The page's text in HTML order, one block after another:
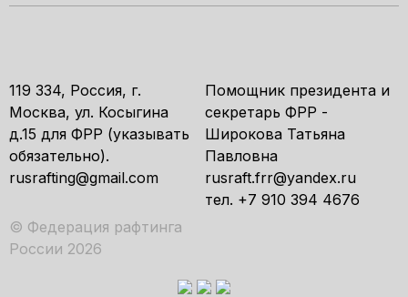
119 334, Россия, г.
Москва, ул. Косыгина
д.15 для ФРР (указывать
обязательно).
rusrafting@gmail.com
© Федерация рафтинга
России 2026
Помощник президента и
секретарь ФРР -
Широкова Татьяна
Павловна
rusraft.frr@yandex.ru
тел. +7 910 394 4676